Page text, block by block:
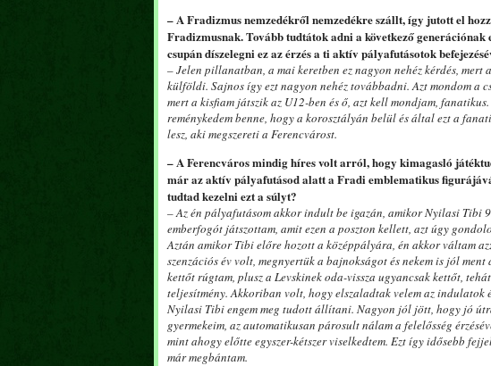
– A Fradizmus nemzedékről nemzedékre szállt, így jutott el
Fradizmusnak. Tovább tudtátok adni a következő
csupán díszelegni ez az érzés a ti aktív pályafutásotok
– Jelen pillanatban, a mai keretben ez nagyon nehéz kérdés,
külföldi. Sajnos így ezt nagyon nehéz továbbadni. Azt mondom a
mert a kisfiam játszik az U12-ben és ő, azt kell mondjam,
reménykedem benne, hogy a korosztályán belül és által ezt a
lesz, aki megszereti a Ferencvárost.
– A Ferencváros mindig híres volt arról, hogy kimagasló
már az aktív pályafutásod alatt a Fradi emblematikus
tudtad kezelni ezt a súlyt?
– Az én pályafutásom akkor indult be igazán, amikor Nyilasi Tibi
emberfogót játszottam, amit ezen a poszton kellett, azt úgy
Aztán amikor Tibi előre hozott a középpályára, én akkor váltam
szenzációs év volt, megnyertük a bajnokságot és nekem is jól
kettőt rúgtam, plusz a Levskinek oda-vissza ugyancsak kettőt,
teljesítmény. Akkoriban volt, hogy elszaladtak velem az indulatok
Nyilasi Tibi engem meg tudott állítani. Nagyon jól jött, hogy jó
gyermekeim, az automatikusan párosult nálam a felelősség
mint ahogy előtte egyszer-kétszer viselkedtem. Ezt így idősebb
már megbántam.